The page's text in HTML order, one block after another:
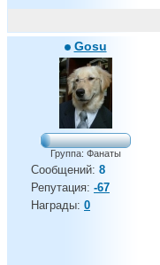
Gosu
Группа: Фанаты
Сообщений: 8
Репутация: -67
Награды: 0